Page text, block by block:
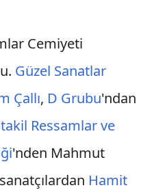
Cemiyeti
Güzel Sanatlar
Çallı, D Grubu'ndan
Ressamlar ve
'nden Mahmut
Hamit